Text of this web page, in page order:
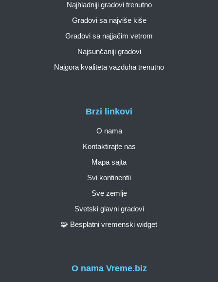
O nama Vreme.biz
Brzi linkovi
O nama
Kontaktirajte nas
Mapa sajta
Svi kontinentii
Sve zemlje
Svetski glavni gradovi
🧩 Besplatni vremenski widget
Najhladniji gradovi trenutno
Gradovi sa najviše kiše
Gradovi sa najjačim vetrom
Najsunčaniji gradovi
Najgora kvaliteta vazduha trenutno